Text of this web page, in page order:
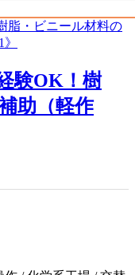
験OK！樹
助（軽作